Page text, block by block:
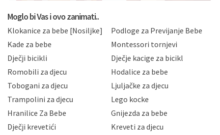
privatnosti i kolačića koju možete pročitati ovdje i
Hrvatske, a uvijek uz primjenu odgovarajućih tehničkih i
sigurnosnih mjera zaštite osobnih podataka od
neovlaštenog pristupa, zlouporabe, otkrivanja,
gubitka ili uništenja. Mae.hr štiti privatnost svojih
korisnika i posjetitelja web stranica, čuva povjerljivost
Vaših osobnih podataka te omogućava pristup i
priopćavanje osobnih podataka samo onim svojim
zaposlenicima kojima su isti potrebni radi provedbe
slučajevima koji su dozvoljeni zakonima. Napominjemo
da možete u svako doba, u potpunosti ili djelomice,
Moglo bi Vas i ovo zanimati..
Klokanice za bebe [Nosiljke]
Podloge za Previjanje Bebe
Kade za bebe
Montessori tornjevi
Dječji bicikli
Dječje kacige za bicikl
Romobili za djecu
Hodalice za bebe
Tobogani za djecu
Ljuljačke za djecu
Trampolini za djecu
Lego kocke
Hranilice Za Bebe
Gnijezda za bebe
Dječji krevetići
Kreveti za djecu